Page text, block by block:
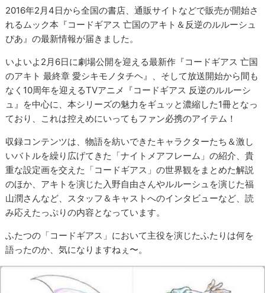
2016年2月4日から全国の書店、通販サイトなどで販売が開始さ
れるムック本『コードギアス 亡国のアキト＆反逆のルルーシュ
ぴあ』の最新情報が届きました。
いよいよ2月6日に劇場公開を迎える最新作『コードギアス 亡国
のアキト 最終章 愛シキモノタチヘ』、そして放送開始から間も
なく10周年を迎えるTVアニメ『コードギアス 反逆のルルーシ
ュ』を中心に、本シリーズの魅力をギュッと濃縮した1冊となっ
ており、これは控えめにいってもファン必携のアイテム！
収録コンテンツは、物語を紡いできたキャラクターたち＆激し
いバトルを繰り広げてきた「ナイトメアフレーム」の紹介、貴
重な設定画を交えた「コードギアス」の世界観をまとめた解説
のほか、アキトを演じた入野自由さんやルルーシュを演じた福
山潤さんなど、スタッフ＆キャストへのインタビューなど、読
み応えたっぷりの内容となっています。
ふたつの「コードギアス」において主役を演じたふたりは何を
語ったのか、気になりますねぇ〜。